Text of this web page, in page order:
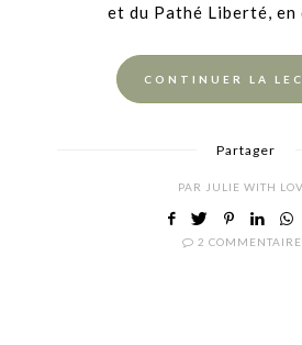
et du Pathé Liberté, en
CONTINUER LA
Partager
PAR JULIE WITH
2